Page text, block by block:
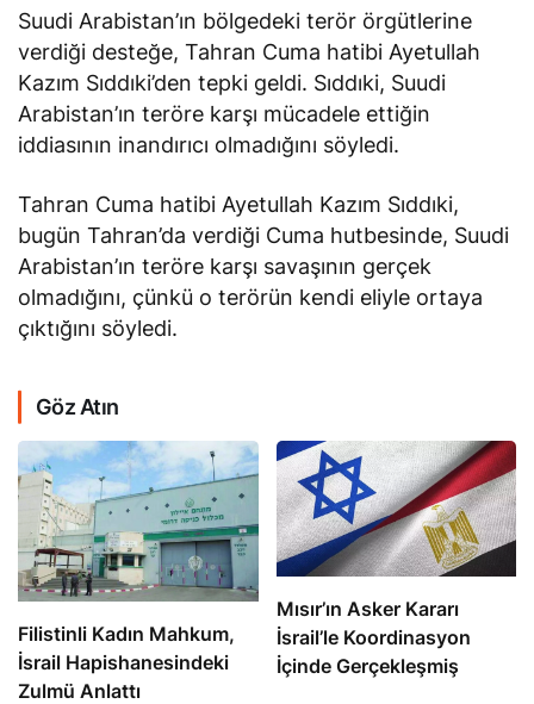
Suudi Arabistan’ın bölgedeki terör örgütlerine
verdiği desteğe, Tahran Cuma hatibi Ayetullah
Kazım Sıddıki’den tepki geldi. Sıddıki, Suudi
Arabistan’ın teröre karşı mücadele ettiğin
iddiasının inandırıcı olmadığını söyledi.
Tahran Cuma hatibi Ayetullah Kazım Sıddıki,
bugün Tahran’da verdiği Cuma hutbesinde, Suudi
Arabistan’ın teröre karşı savaşının gerçek
olmadığını, çünkü o terörün kendi eliyle ortaya
çıktığını söyledi.
Göz Atın
Filistinli Kadın Mahkum,
İsrail Hapishanesindeki
Zulmü Anlattı
Mısır’ın Asker Kararı
İsrail’le Koordinasyon
İçinde Gerçekleşmiş